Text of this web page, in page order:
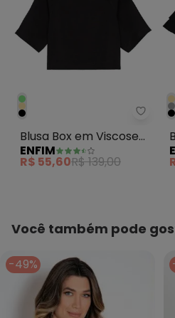
Enfim
Blusa Box em Viscose
Preto
ENFIM
R$ 55,60R$ 139,00
Você também pode
-49%